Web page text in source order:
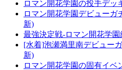
ロマン開花学園の投手デッ
ロマン開花学園デビューガ
新)
最強決定戦-ロマン開花学
[水着]泡瀬満里南デビュー
新)
ロマン開花学園の固有イベ